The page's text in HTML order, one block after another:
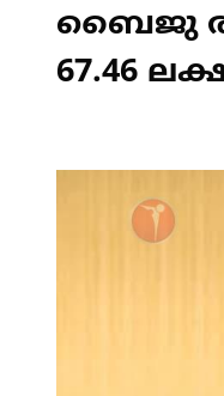
ബൈജു
67.46